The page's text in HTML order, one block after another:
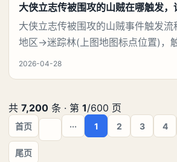
大侠立志传被围攻的山贼在哪触发
大侠立志传被围攻的山贼事件触发流
地区→迷踪林(上图地图标点位置)，
择：“不能见死不救……”，触发战斗(
侠立志传》被围攻的山贼事件触发地
贼】事件触发地点：无名地区-迷踪
2026-04-28
共 7,200 条 · 第 1/600 页
首页 ··· 1 2 3 4
尾页